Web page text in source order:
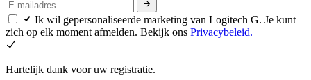
Ik wil gepersonaliseerde marketing van Logitech G. Je kunt
zich op elk moment afmelden. Bekijk ons Privacybeleid.
Hartelijk dank voor uw registratie.